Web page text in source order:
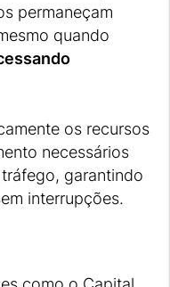
permaneçam
quando
os recursos
necessários
garantindo
interrupções.